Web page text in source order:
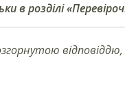
в розділі